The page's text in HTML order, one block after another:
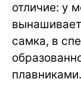
отличие: у
самка, в
плавниками.